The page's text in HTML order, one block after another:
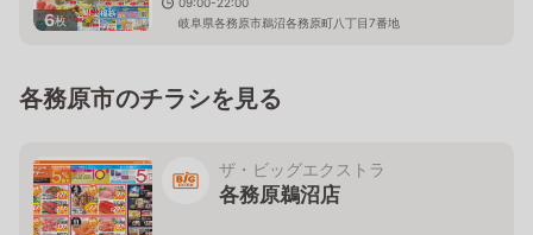
6枚
岐阜県各務原市鵜沼各務原町八丁目7番地
各務原市のチラシを見る
ザ・ビッグエクストラ
各務原鵜沼店